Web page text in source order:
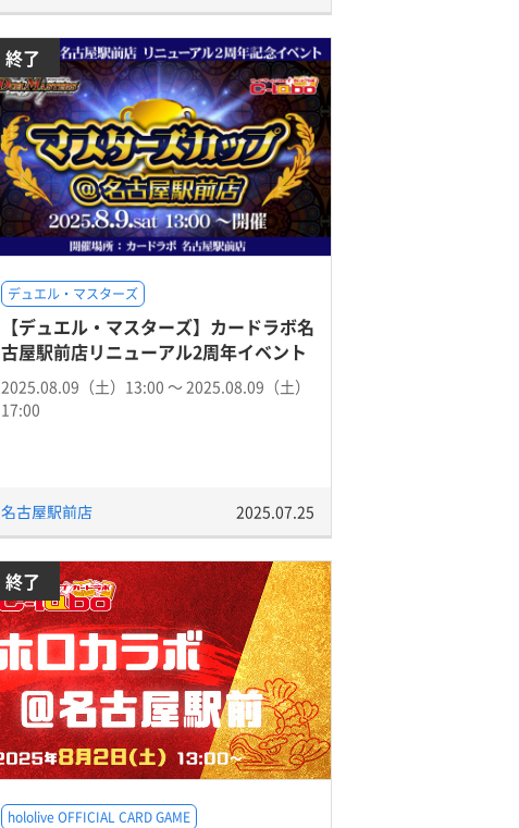
終了
デュエル・マスターズ
【デュエル・マスターズ】カードラボ名
古屋駅前店リニューアル2周年イベント
2025.08.09（土）13:00 〜 2025.08.09（土）
17:00
名古屋駅前店 2025.07.25
終了
hololive OFFICIAL CARD GAME